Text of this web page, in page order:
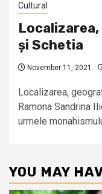
Cultural
și Schetia
November 11, 2021
Localizarea,
Ramona Sandrina
urmele
YOU MAY